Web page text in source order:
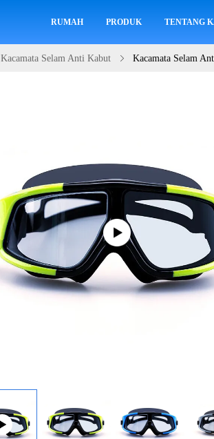
RUMAH PRODUK TENTANG
Kacamata Selam Anti Kabut Kacamata Selam